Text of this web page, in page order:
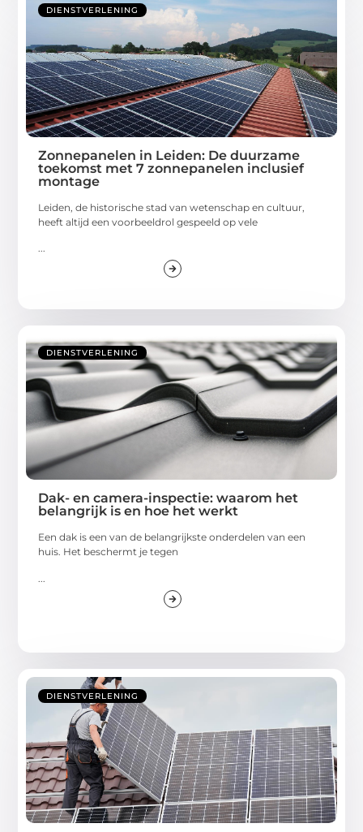
DIENSTVERLENING
Zonnepanelen in Leiden: De duurzame
toekomst met 7 zonnepanelen inclusief
montage
Leiden, de historische stad van wetenschap en cultuur,
heeft altijd een voorbeeldrol gespeeld op vele
...
DIENSTVERLENING
Dak- en camera-inspectie: waarom het
belangrijk is en hoe het werkt
Een dak is een van de belangrijkste onderdelen van een
huis. Het beschermt je tegen
DIENSTVERLENING